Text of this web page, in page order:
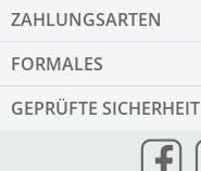
ZAHLUNGSARTEN
FORMALES
GEPRÜFTE SICHERHEIT